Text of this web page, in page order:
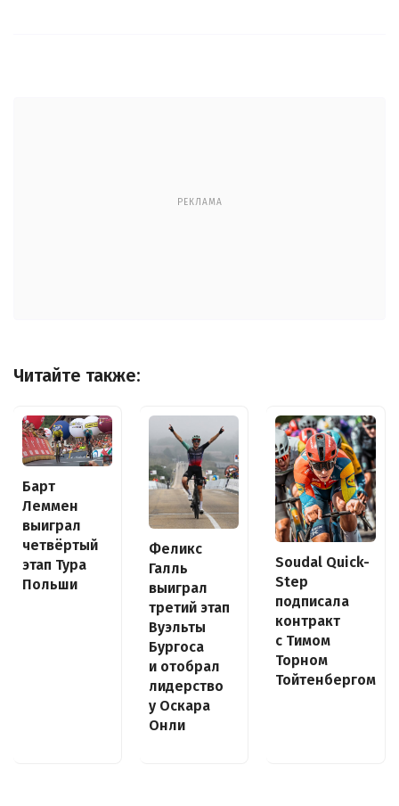
РЕКЛАМА
Читайте также:
Барт
Леммен
выиграл
четвёртый
этап Тура
Польши
Феликс
Галль
выиграл
третий этап
Вуэльты
Бургоса
и отобрал
лидерство
у Оскара
Онли
Soudal Quick-
Step
подписала
контракт
с Тимом
Торном
Тойтенбергом